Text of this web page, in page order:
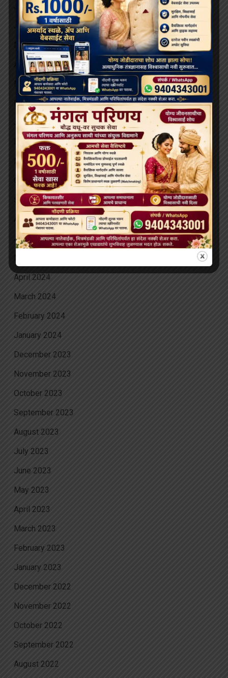
July 2025
June 2025
May 2025
April 2025
March 2025
February 2025
January 2025
December 2024
November 2024
October 2024
September 2024
August 2024
June 2024
April 2024
March 2024
February 2024
January 2024
December 2023
November 2023
October 2023
September 2023
August 2023
July 2023
June 2023
May 2023
April 2023
March 2023
February 2023
January 2023
December 2022
November 2022
October 2022
September 2022
August 2022